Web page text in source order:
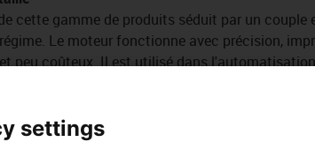
cette gamme de produits séduit par un couple
Le moteur fonctionne avec précision,
peu coûteux. Il est utilisé dans
CNC ou les robots. Un connecteur Molex est
ci dépasse de 300 mm de la partie arrière du
réside dans le fait qu'il est économique par
settings